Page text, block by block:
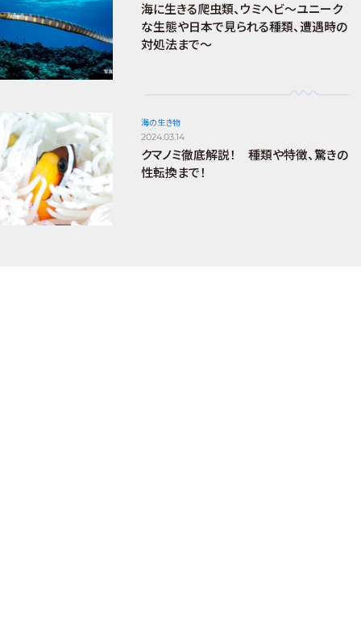
海に生きる爬虫類、ウミヘビ～ユニーク
な生態や日本で見られる種類、遭遇時の
対処法まで～
海の生き物
2024.03.14
クマノミ徹底解説！ 種類や特徴、驚きの
性転換まで！